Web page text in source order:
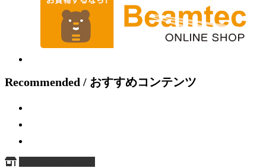
Recommended / おすすめコンテンツ